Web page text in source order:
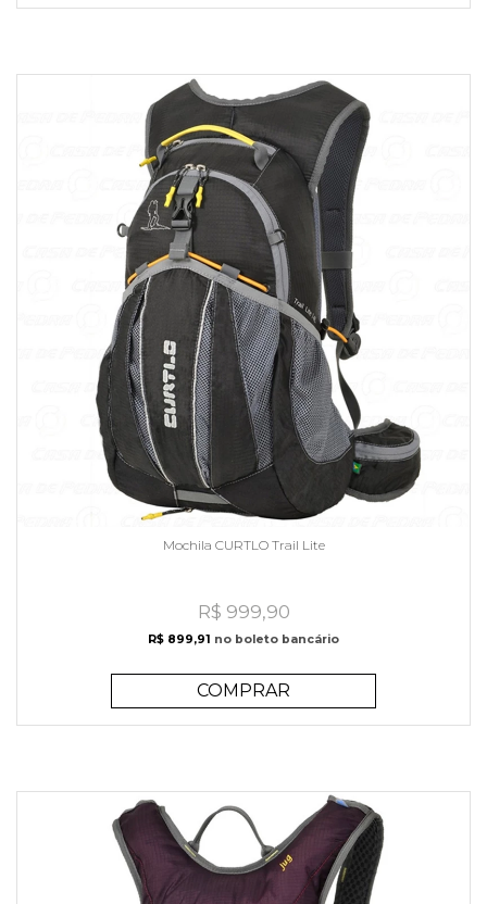
Mochila CURTLO Trail Lite
R$ 999,90
R$ 899,91 no boleto bancário
COMPRAR